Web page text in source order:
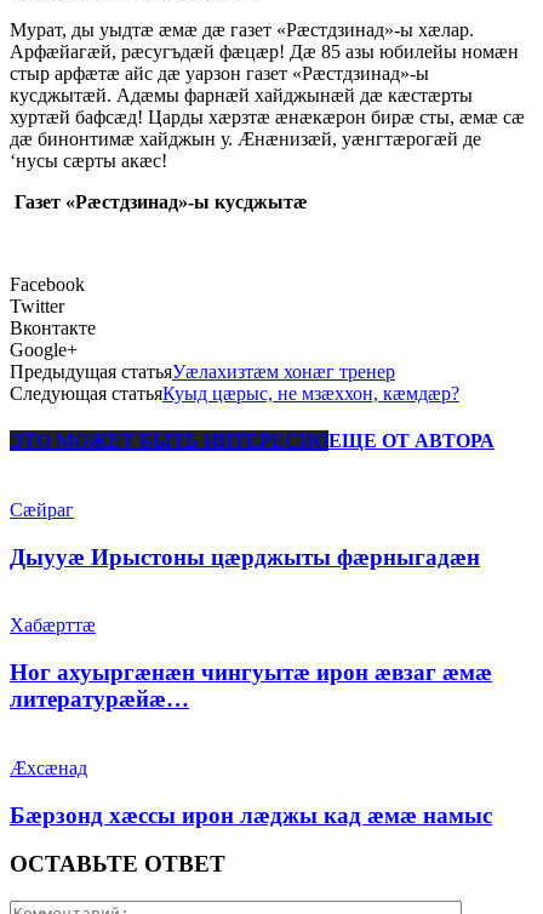
Мурат, ды уыдтæ æмæ дæ газет «Рæстдзинад»-ы хæлар.
Арфæйагæй, рæсугъдæй фæцæр! Дæ 85 азы юбилейы номæн
стыр арфæтæ айс дæ уарзон газет «Рæстдзинад»-ы
кусджытæй. Адæмы фарнæй хайджынæй дæ кæстæрты
хуртæй бафсæд! Царды хæрзтæ æнæкæрон бирæ сты, æмæ сæ
дæ бинонтимæ хайджын у. Æнæнизæй, уæнгтæрогæй де
‘нусы сæрты акæс!
Газет «Рæстдзинад»-ы кусджытæ
Facebook
Twitter
Вконтакте
Google+
Предыдущая статьяУæлахизтæм хонæг тренер
Следующая статьяКуыд цæрыс, не мзæххон, кæмдæр?
ЭТО МОЖЕТ БЫТЬ ИНТЕРЕСНОЕЩЕ ОТ АВТОРА
Сæйраг
Дыууæ Ирыстоны цæрджыты фæрныгадæн
Хабæрттæ
Ног ахуыргæнæн чингуытæ ирон æвзаг æмæ
литературæйæ…
Æхсæнад
Бæрзонд хæссы ирон лæджы кад æмæ намыс
ОСТАВЬТЕ ОТВЕТ